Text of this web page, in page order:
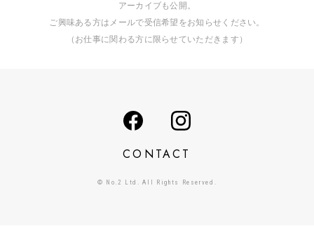
アーカイブも公開。
ご興味ある方はメールで受信希望をお知らせください。
（お仕事に関わる方に限らせていただきます）
CONTACT
© No.2 Ltd. All Rights Reserved.